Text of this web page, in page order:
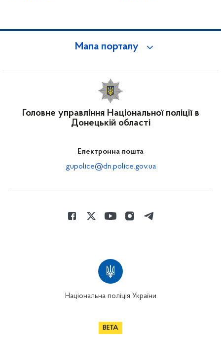
Мапа порталу
Головне управління Національної поліції в
Донецькій області
Електронна пошта
gupolice@dn.police.gov.ua
Національна поліція України